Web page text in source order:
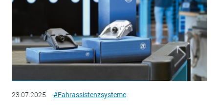
23.07.2025 #Fahrassistenzsysteme